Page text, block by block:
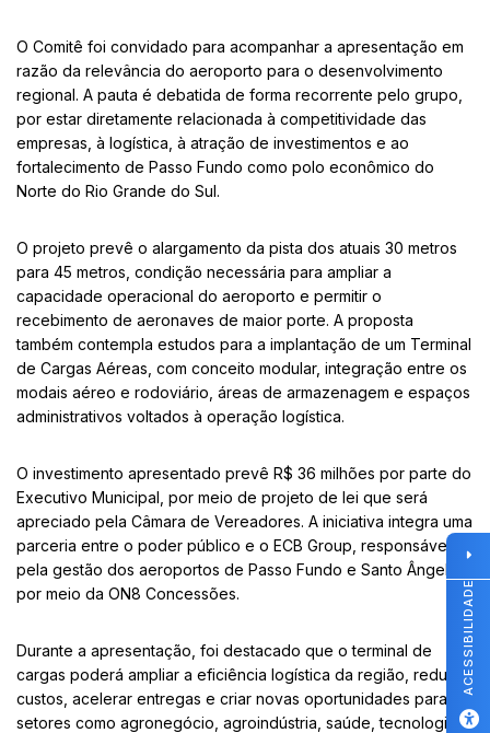
O Comitê foi convidado para acompanhar a apresentação em
razão da relevância do aeroporto para o desenvolvimento
regional. A pauta é debatida de forma recorrente pelo grupo,
por estar diretamente relacionada à competitividade das
empresas, à logística, à atração de investimentos e ao
fortalecimento de Passo Fundo como polo econômico do
Norte do Rio Grande do Sul.
O projeto prevê o alargamento da pista dos atuais 30 metros
para 45 metros, condição necessária para ampliar a
capacidade operacional do aeroporto e permitir o
recebimento de aeronaves de maior porte. A proposta
também contempla estudos para a implantação de um Terminal
de Cargas Aéreas, com conceito modular, integração entre os
modais aéreo e rodoviário, áreas de armazenagem e espaços
administrativos voltados à operação logística.
O investimento apresentado prevê R$ 36 milhões por parte do
Executivo Municipal, por meio de projeto de lei que será
apreciado pela Câmara de Vereadores. A iniciativa integra uma
parceria entre o poder público e o ECB Group, responsável
pela gestão dos aeroportos de Passo Fundo e Santo Ângelo
por meio da ON8 Concessões.
Durante a apresentação, foi destacado que o terminal de
cargas poderá ampliar a eficiência logística da região, reduzir
custos, acelerar entregas e criar novas oportunidades para
setores como agronegócio, agroindústria, saúde, tecnologia,
ACESSIBILIDADE